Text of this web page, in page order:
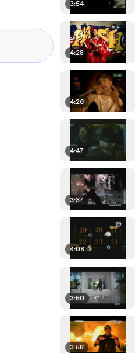
3:54
4:28
4:26
4:47
3:37
4:08
3:50
3:58